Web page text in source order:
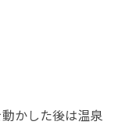
かした後は温泉